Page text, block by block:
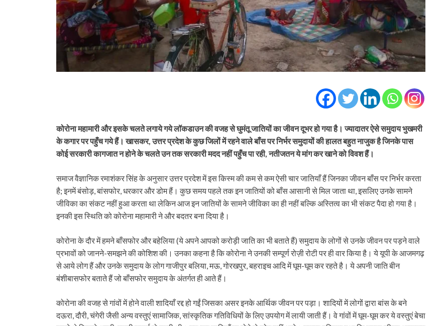
कोरोना महामारी और इसके चलते लगाये गये लॉकडाउन की वजह से घुमंतू जातियों का जीवन दूभर हो गया है। ज्यादातर ऐसे समुदाय भुखमरी
के कगार पर पहुँच गये हैं। खासकर, उत्तर प्रदेश के कुछ जिलों में रहने वाले बाँस पर निर्भर समुदायों की हालत बहुत नाजुक है जिनके पास
कोई सरकारी कागजात न होने के चलते उन तक सरकारी मदद नहीं पहुँच पा रही, नतीजतन ये मांग कर खाने को विवश हैं।
समाज वैज्ञानिक रमाशंकर सिंह के अनुसार उत्तर प्रदेश में इस किस्म की कम से कम ऐसी चार जातियाँ हैं जिनका जीवन बाँस पर निर्भर करता
है; इनमें बंसोड़, बांसफोर, धरकार और डोम हैं। कुछ समय पहले तक इन जातियों को बाँस आसानी से मिल जाता था, इसलिए उनके सामने
जीविका का संकट नहीं हुआ करता था लेकिन आज इन जातियों के सामने जीविका का ही नहीं बल्कि अस्तित्व का भी संकट पैदा हो गया है।
इनकी इस स्थिति को कोरोना महामारी ने और बदतर बना दिया है।
कोरोना के दौर में हमने बाँसफोर और बहेलिया (ये अपने आपको करोड़ी जाति का भी बताते हैं) समुदाय के लोगों से उनके जीवन पर पड़ने वाले
प्रभावों को जानने-समझने की कोशिश की। उनका कहना है कि कोरोना ने उनकी सम्पूर्ण रोज़ी रोटी पर ही वार किया है। ये यूपी के आजमगढ़
से आये लोग हैं और उनके समुदाय के लोग गाजीपुर बलिया, मऊ, गोरखपुर, बहराइच आदि में घूम-घूम कर रहते है। ये अपनी जाति बीन
बंशीबासफोर बताते हैं जो बाँसफोर समुदाय के अंतर्गत ही आते हैं।
कोरोना की वजह से गांवों में होने वाली शादियाँ रद्द हो गईं जिसका असर इनके आर्थिक जीवन पर पड़ा। शादियों में लोगों द्वारा बांस के बने
दऊरा, दौरी, चंगेरी जैसी अन्य वस्तुएं सामाजिक, सांस्कृतिक गतिविधियों के लिए उपयोग में लायी जाती हैं। वे गांवों में घूम-घूम कर ये वस्तुएं बेचा